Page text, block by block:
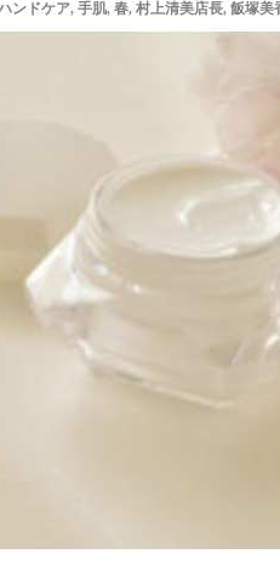
ンドケア, 手肌, 春, 村上清美店長, 飯塚美